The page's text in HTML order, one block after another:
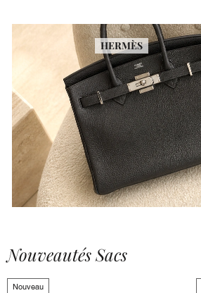
HERMÈS
Nouveautés Sacs
Nouveau